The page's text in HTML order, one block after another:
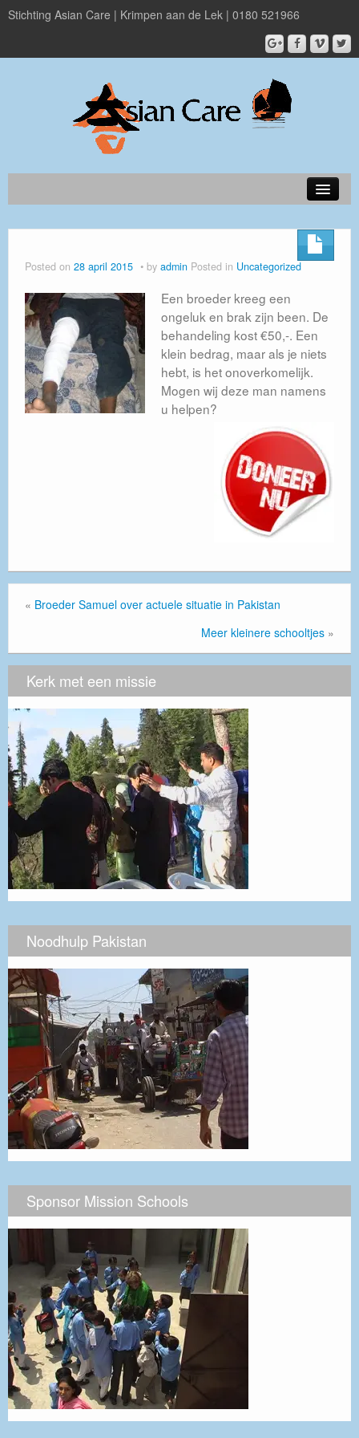
Stichting Asian Care | Krimpen aan de Lek | 0180 521966
Doneer
ANBI
Contact
Publicatieplicht Standaardformulier ANBI
Posted on 28 april 2015 by admin Posted in Uncategorized
Een broeder kreeg een
ongeluk en brak zijn been. De
behandeling kost €50,-. Een
klein bedrag, maar als je niets
hebt, is het onoverkomelijk.
Mogen wij deze man namens
u helpen?
« Broeder Samuel over actuele situatie in Pakistan
Meer kleinere schooltjes »
Kerk met een missie
Noodhulp Pakistan
Sponsor Mission Schools